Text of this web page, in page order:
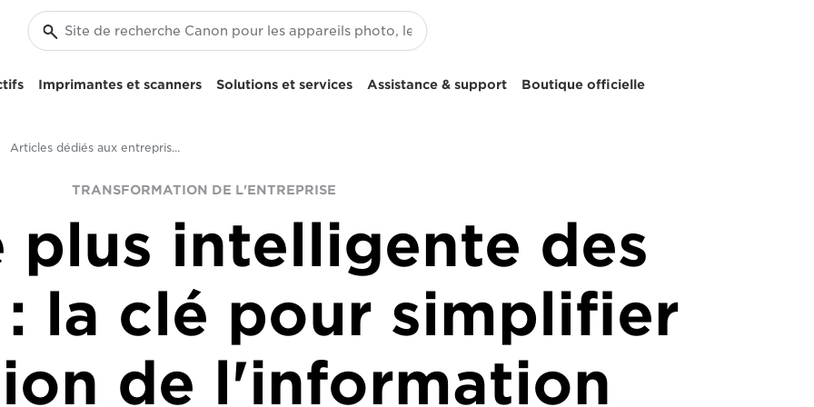
Imprimantes et scanners Solutions et services Assistance & support Boutique officielle
Articles dédiés aux entreprises et aux professionnels
TRANSFORMATION DE L'ENTREPRISE
plus intelligente des
la clé pour simplifier
de l'information